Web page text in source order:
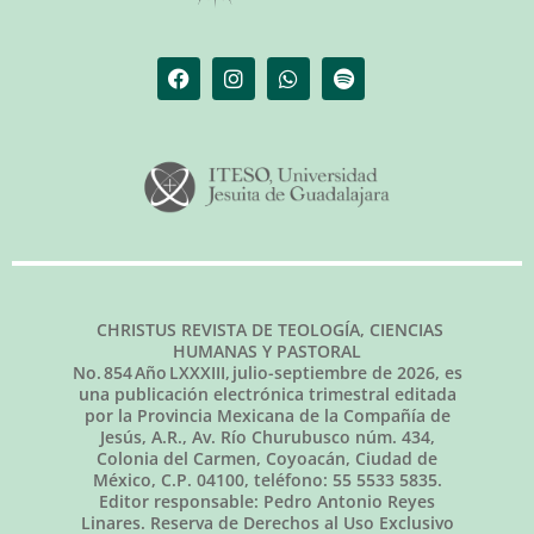
CHRISTUS REVISTA DE TEOLOGÍA, CIENCIAS
HUMANAS Y PASTORAL
No.854Año LXXXIII, julio-septiembre de 2026, es
una publicación electrónica trimestral editada
por la Provincia Mexicana de la Compañía de
Jesús, A.R., Av. Río Churubusco núm. 434,
Colonia del Carmen, Coyoacán, Ciudad de
México, C.P. 04100, teléfono: 55 5533 5835.
Editor responsable: Pedro Antonio Reyes
Linares. Reserva de Derechos al Uso Exclusivo